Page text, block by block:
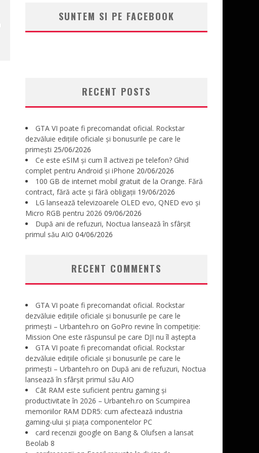
SUNTEM SI PE FACEBOOK
RECENT POSTS
GTA VI poate fi precomandat oficial. Rockstar
dezvăluie edițiile oficiale și bonusurile pe care le
primești 25/06/2026
Ce este eSIM și cum îl activezi pe telefon? Ghid
complet pentru Android și iPhone 20/06/2026
100 GB de internet mobil gratuit de la Orange. Fără
contract, fără acte și fără obligații 19/06/2026
LG lansează televizoarele OLED evo, QNED evo și
Micro RGB pentru 2026 09/06/2026
După ani de refuzuri, Noctua lansează în sfârșit
primul său AIO 04/06/2026
RECENT COMMENTS
GTA VI poate fi precomandat oficial. Rockstar
dezvăluie edițiile oficiale și bonusurile pe care le
primești – Urbanteh.ro on GoPro revine în competiție:
Mission One este răspunsul pe care DJI nu îl aștepta
GTA VI poate fi precomandat oficial. Rockstar
dezvăluie edițiile oficiale și bonusurile pe care le
primești – Urbanteh.ro on După ani de refuzuri, Noctua
lansează în sfârșit primul său AIO
Cât RAM este suficient pentru gaming și
productivitate în 2026 – Urbanteh.ro on Scumpirea
memoriilor RAM DDR5: cum afectează industria
gaming-ului și piața componentelor PC
card recenzii google on Bang & Olufsen a lansat
Beolab 8